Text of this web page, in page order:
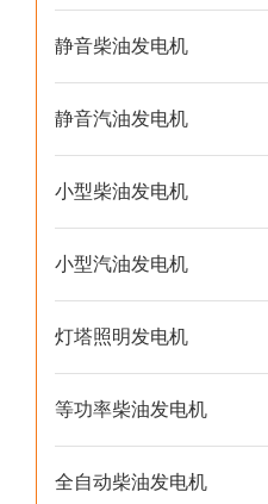
静音柴油发电机
静音汽油发电机
小型柴油发电机
小型汽油发电机
灯塔照明发电机
等功率柴油发电机
全自动柴油发电机